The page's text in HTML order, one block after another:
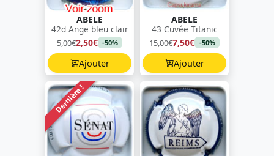
ABELE
42d Ange bleu clair
5,00€2,50€ -50%
Ajouter
ABELE
43 Cuvée Titanic
15,00€7,50€ -50%
Ajouter
Dernière !